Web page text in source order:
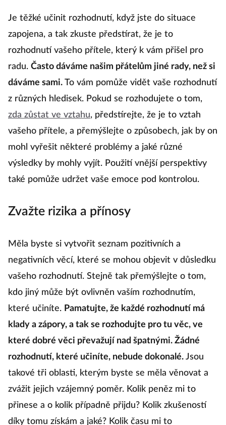
Je těžké učinit rozhodnutí, když jste do situace
zapojena, a tak zkuste předstírat, že je to
rozhodnutí vašeho přítele, který k vám přišel pro
radu. Často dáváme našim přátelům jiné rady, než si
dáváme sami. To vám pomůže vidět vaše rozhodnutí
z různých hledisek. Pokud se rozhodujete o tom,
zda zůstat ve vztahu, předstírejte, že je to vztah
vašeho přítele, a přemýšlejte o způsobech, jak by on
mohl vyřešit některé problémy a jaké různé
výsledky by mohly vyjít. Použití vnější perspektivy
také pomůže udržet vaše emoce pod kontrolou.
Zvažte rizika a přínosy
Měla byste si vytvořit seznam pozitivních a
negativních věcí, které se mohou objevit v důsledku
vašeho rozhodnutí. Stejně tak přemýšlejte o tom,
kdo jiný může být ovlivněn vaším rozhodnutím,
které učiníte. Pamatujte, že každé rozhodnutí má
klady a zápory, a tak se rozhodujte pro tu věc, ve
které dobré věci převažují nad špatnými. Žádné
rozhodnutí, které učiníte, nebude dokonalé. Jsou
takové tři oblasti, kterým byste se měla věnovat a
zvážit jejich vzájemný poměr. Kolik peněz mi to
přinese a o kolik případně přijdu? Kolik zkušeností
díky tomu získám a jaké? Kolik času mi to